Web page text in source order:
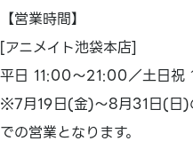
【営業時間】
[アニメイト池袋本店]
平日 11:00～21:00／土日
※7月19日(金)～8月31日(日
での営業となります。